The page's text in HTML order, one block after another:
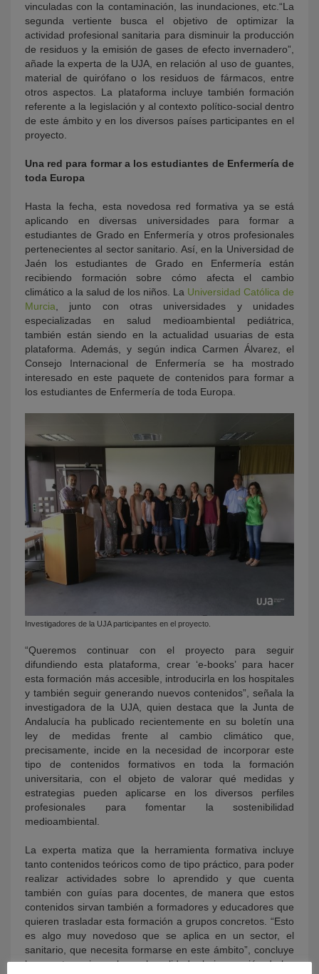
vinculadas con la contaminación, las inundaciones, etc.“La
segunda vertiente busca el objetivo de optimizar la
actividad profesional sanitaria para disminuir la producción
de residuos y la emisión de gases de efecto invernadero”,
añade la experta de la UJA, en relación al uso de guantes,
material de quirófano o los residuos de fármacos, entre
otros aspectos. La plataforma incluye también formación
referente a la legislación y al contexto político-social dentro
de este ámbito y en los diversos países participantes en el
proyecto.
Una red para formar a los estudiantes de Enfermería de
toda Europa
Hasta la fecha, esta novedosa red formativa ya se está
aplicando en diversas universidades para formar a
estudiantes de Grado en Enfermería y otros profesionales
pertenecientes al sector sanitario. Así, en la Universidad de
Jaén los estudiantes de Grado en Enfermería están
recibiendo formación sobre cómo afecta el cambio
climático a la salud de los niños. La Universidad Católica de
Murcia, junto con otras universidades y unidades
especializadas en salud medioambiental pediátrica,
también están siendo en la actualidad usuarias de esta
plataforma. Además, y según indica Carmen Álvarez, el
Consejo Internacional de Enfermería se ha mostrado
interesado en este paquete de contenidos para formar a
los estudiantes de Enfermería de toda Europa.
Investigadores de la UJA participantes en el proyecto.
“Queremos continuar con el proyecto para seguir
difundiendo esta plataforma, crear ‘e-books’ para hacer
esta formación más accesible, introducirla en los hospitales
y también seguir generando nuevos contenidos”, señala la
investigadora de la UJA, quien destaca que la Junta de
Andalucía ha publicado recientemente en su boletín una
ley de medidas frente al cambio climático que,
precisamente, incide en la necesidad de incorporar este
tipo de contenidos formativos en toda la formación
universitaria, con el objeto de valorar qué medidas y
estrategias pueden aplicarse en los diversos perfiles
profesionales para fomentar la sostenibilidad
medioambiental.
La experta matiza que la herramienta formativa incluye
tanto contenidos teóricos como de tipo práctico, para poder
realizar actividades sobre lo aprendido y que cuenta
también con guías para docentes, de manera que estos
contenidos sirvan también a formadores y educadores que
quieren trasladar esta formación a grupos concretos. “Esto
es algo muy novedoso que se aplica en un sector, el
sanitario, que necesita formarse en este ámbito”, concluye
la experta, quien subraya la calidad y la innovación de los